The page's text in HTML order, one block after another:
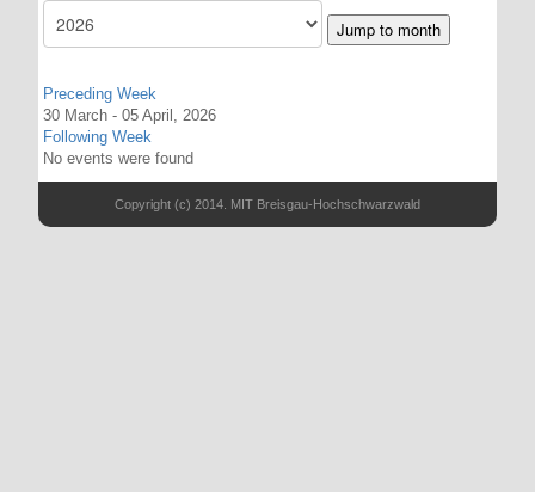
Jump to month
Preceding Week
30 March - 05 April, 2026
Following Week
No events were found
Copyright (c) 2014. MIT Breisgau-Hochschwarzwald